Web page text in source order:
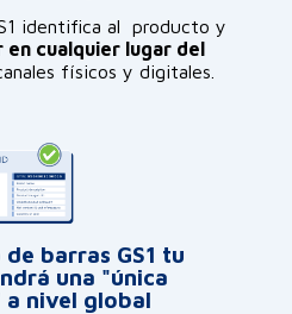
identifica al producto y
cualquier lugar del
físicos y digitales.
barras GS1 tu
una "única
nivel global